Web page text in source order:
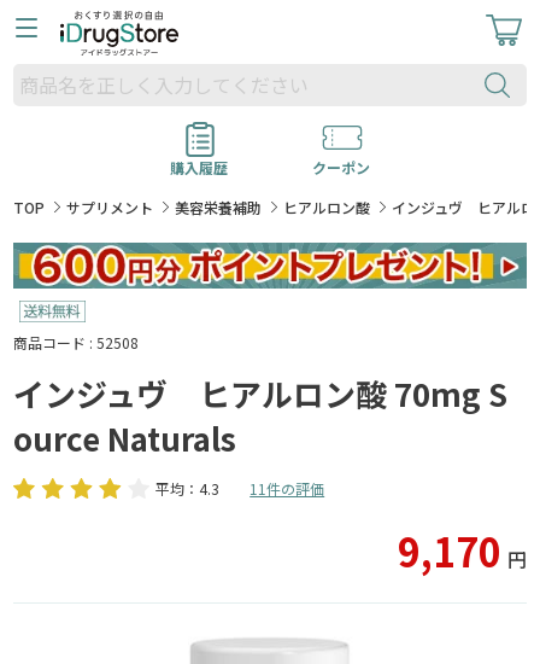
購入履歴
クーポン
TOP
サプリメント 美容栄養補助 ヒアルロン酸 インジュヴ ヒアル
商品コード : 52508
インジュヴ ヒアルロン酸 70mg S
ource Naturals
平均：4.3 11件の評価
9,170 円